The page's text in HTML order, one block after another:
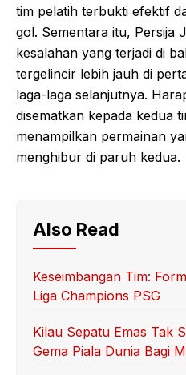
tim pelatih terbukti efektif
gol. Sementara itu, Persija
kesalahan yang terjadi di
tergelincir lebih jauh di
laga-laga selanjutnya.
disematkan kepada kedua
menampilkan permainan
menghibur di paruh kedua.
Also Read
Keseimbangan Tim:
Liga Champions PSG
Kilau Sepatu Emas Tak
Gema Piala Dunia Bagi